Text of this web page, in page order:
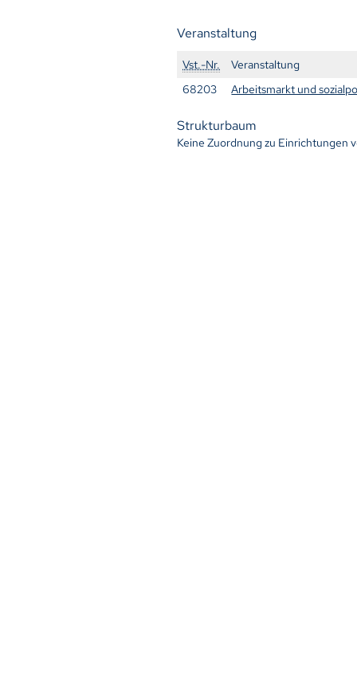
Veranstaltung
Vst.-Nr.
Veranstaltung
68203
Arbeitsmarkt und
Strukturbaum
Keine Zuordnung zu Einrichtungen